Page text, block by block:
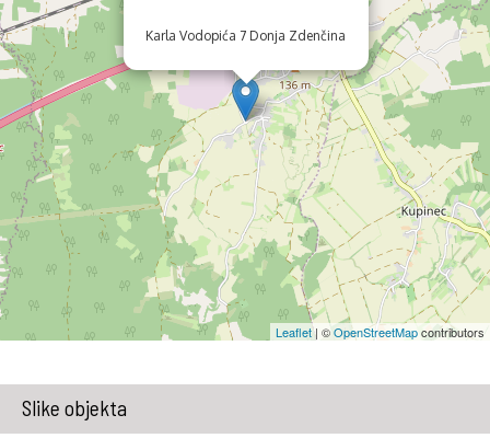
Karla Vodopića 7 Donja Zdenčina
Leaflet| ©OpenStreetMapcontributors
Slike objekta